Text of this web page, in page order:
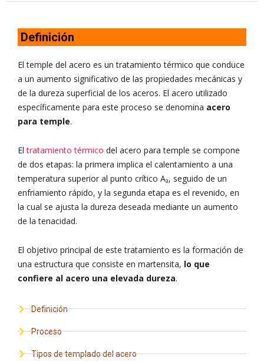
Definición
El temple del acero es un tratamiento térmico que conduce
a un aumento significativo de las propiedades mecánicas y
de la dureza superficial de los aceros. El acero utilizado
específicamente para este proceso se denomina acero
para temple.
Eltratamiento térmico del acero para temple se compone
de dos etapas: la primera implica el calentamiento a una
temperatura superior al punto crítico A₃, seguido de un
enfriamiento rápido, y la segunda etapa es el revenido, en
la cual se ajusta la dureza deseada mediante un aumento
de la tenacidad.
El objetivo principal de este tratamiento es la formación de
una estructura que consiste en martensita, lo que
confiere al acero una elevada dureza.
Definición
Proceso
Tipos de templado del acero